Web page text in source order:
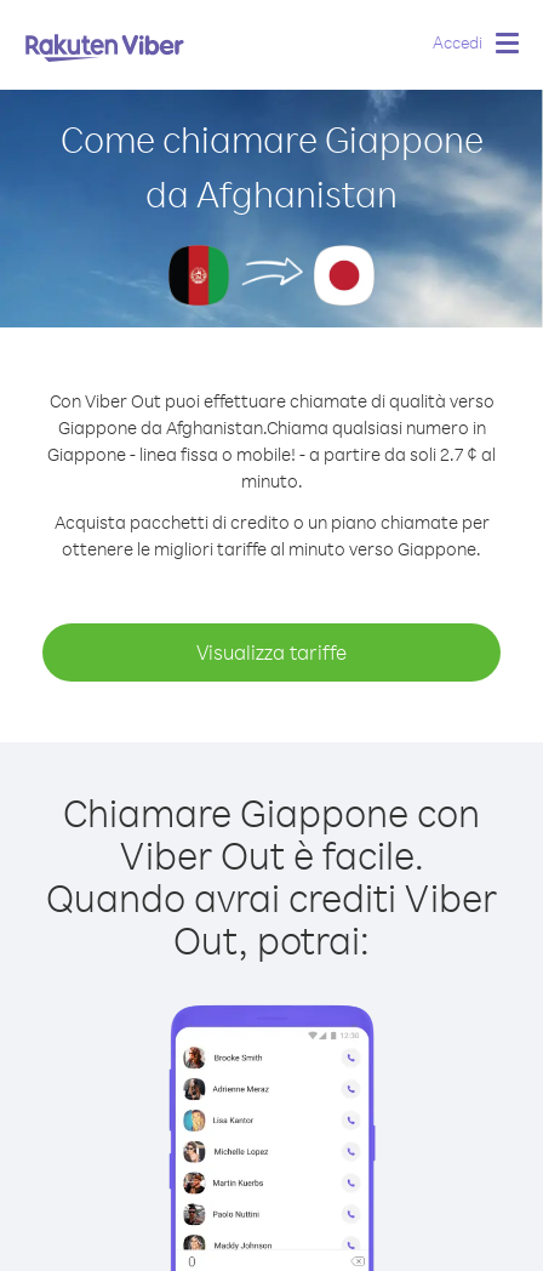
Accedi
Come chiamare Giappone
da Afghanistan
Con Viber Out puoi effettuare chiamate di qualità verso
Giappone da Afghanistan.Chiama qualsiasi numero in
Giappone - linea fissa o mobile! - a partire da soli 2.7 ¢ al
minuto.
Acquista pacchetti di credito o un piano chiamate per
ottenere le migliori tariffe al minuto verso Giappone.
Visualizza tariffe
Chiamare Giappone con
Viber Out è facile.
Quando avrai crediti Viber
Out, potrai: